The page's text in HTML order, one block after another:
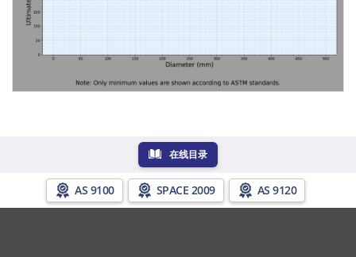
在线目录
AS 9100 SPACE 2009 AS 9120